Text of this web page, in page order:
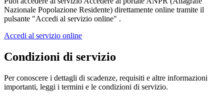
Nazionale Popolazione Residente) direttamente online tramite il
pulsante "Accedi al servizio online" .
Accedi al servizio online
Condizioni di servizio
Per conoscere i dettagli di scadenze, requisiti e altre informazioni
importanti, leggi i termini e le condizioni di servizio.